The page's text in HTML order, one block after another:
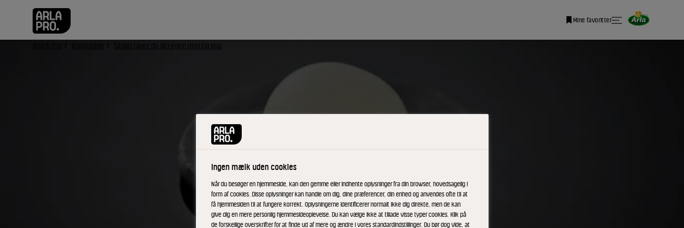
Mine favoritter
Sådan laver du din egen mozzarella
Ingen mælk uden cookies
Når du besøger en hjemmeside, kan den gemme eller indhente oplysninger fra din browser, hovedsagelig i
form af cookies. Disse oplysninger kan handle om dig, dine præferencer, din enhed og anvendes ofte til at
få hjemmesiden til at fungere korrekt. Oplysningerne identificerer normalt ikke dig direkte, men de kan
give dig en mere personlig hjemmesideoplevelse. Du kan vælge ikke at tillade visse typer cookies. Klik på
de forskellige overskrifter for at finde ud af mere og ændre i vores standardindstillinger. Du bør dog vide, at